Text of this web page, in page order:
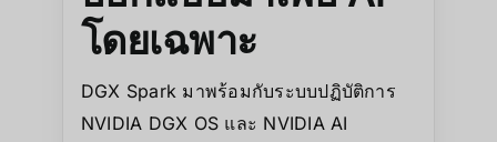
โดยเฉพาะ
DGX Spark มาพร้อมกับระบบปฏิบัติการ
NVIDIA DGX OS และ NVIDIA AI